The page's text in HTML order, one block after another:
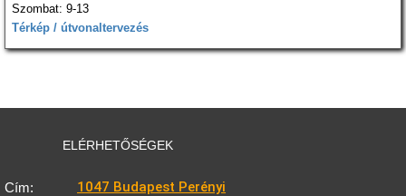
Szombat: 9-13
Térkép / útvonaltervezés
ELÉRHETŐSÉGEK
Cím:
1047 Budapest Perényi